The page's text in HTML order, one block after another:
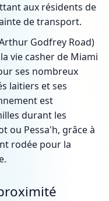
aux résidents de
de transport.
Godfrey Road)
vie casher de Miami
ses nombreux
laitiers et ses
est
durant les
ou Pessa'h, grâce à
rodée pour la